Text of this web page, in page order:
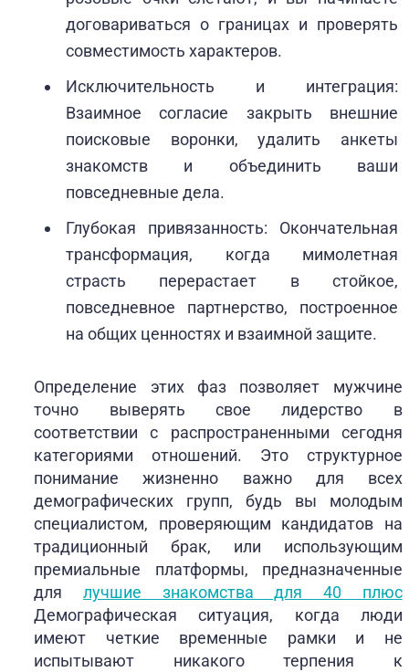
договариваться о границах и проверять
совместимость характеров.
Исключительность и интеграция:
Взаимное согласие закрыть внешние
поисковые воронки, удалить анкеты
знакомств и объединить ваши
повседневные дела.
Глубокая привязанность: Окончательная
трансформация, когда мимолетная
страсть перерастает в стойкое,
повседневное партнерство, построенное
на общих ценностях и взаимной защите.
Определение этих фаз позволяет мужчине
точно выверять свое лидерство в
соответствии с распространенными сегодня
категориями отношений. Это структурное
понимание жизненно важно для всех
демографических групп, будь вы молодым
специалистом, проверяющим кандидатов на
традиционный брак, или использующим
премиальные платформы, предназначенные
длялучшие знакомства для 40 плюс
Демографическая ситуация, когда люди
имеют четкие временные рамки и не
испытывают никакого терпения к